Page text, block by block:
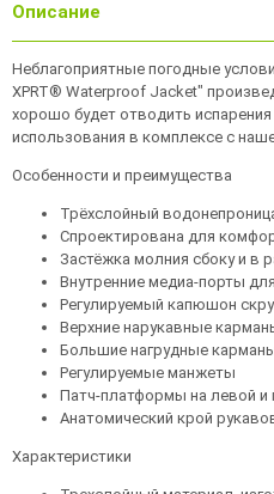
Описание
Неблагоприятные погодные
XPRT® Waterproof Jacket"
хорошо будет отводить
использования в комплексе с
Особенности и преимущества
Трёхслойный
Спроектирована для
Застёжка молния сбоку и в
Внутренние медиа-порты
Регулируемый капюшон
Верхние нарукавные
Большие нагрудные
Регулируемые манжеты
Патч-платформы на левой и
Анатомический крой
Характеристики